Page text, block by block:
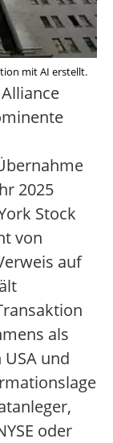
mit AI erstellt.
2025
Stock
von
auf
als
und
oder